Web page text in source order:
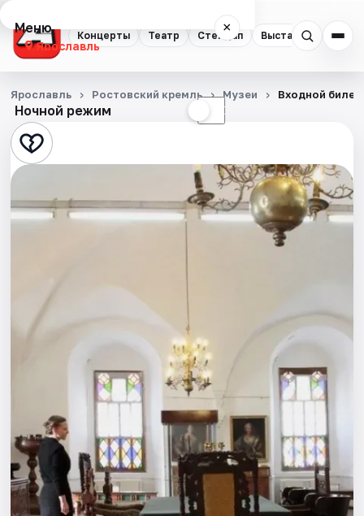
Концерты Театр Стендап Выставки
Меню ×
Ярославль
Концерты
Театр
Стендап
Выставки
События
Артисты
Рейтинги
Ночной режим ☾
Ярославль Ростовский кремль Музеи Входной